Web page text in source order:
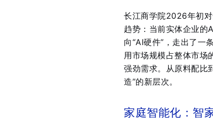
长江商学院2026年初
趋势：当前实体企业的
向“AI硬件”，走出了一
用市场规模占整体市场
强劲需求。从原料配比
造”的新层次。
家庭智能化：智